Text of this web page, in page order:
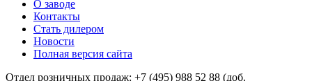
О заводе
Контакты
Стать дилером
Новости
Полная версия сайта
Отдел розничных продаж: +7 (495) 988 52 88 (доб.